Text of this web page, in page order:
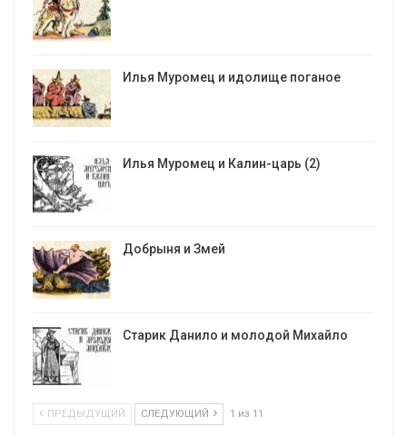
Илья Муромец и идолище поганое
Илья Муромец и Калин-царь (2)
Добрыня и Змей
Старик Данило и молодой Михайло
ПРЕДЫДУЩИЙ СЛЕДУЮЩИЙ 1 из 11